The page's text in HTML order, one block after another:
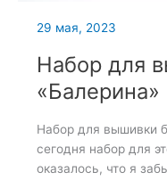
29 мая, 2023
Набор для
«Балерина»
Набор для вышивки
сегодня набор для
оказалось, что я